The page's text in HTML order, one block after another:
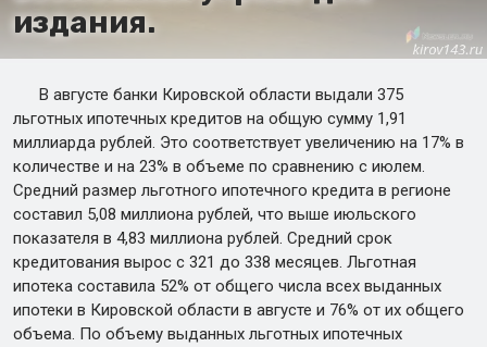
издания.
В августе банки Кировской области выдали 375
льготных ипотечных кредитов на общую сумму 1,91
миллиарда рублей. Это соответствует увеличению на 17% в
количестве и на 23% в объеме по сравнению с июлем.
Средний размер льготного ипотечного кредита в регионе
составил 5,08 миллиона рублей, что выше июльского
показателя в 4,83 миллиона рублей. Средний срок
кредитования вырос с 321 до 338 месяцев. Льготная
ипотека составила 52% от общего числа всех выданных
ипотеки в Кировской области в августе и 76% от их общего
объема. По объему выданных льготных ипотечных